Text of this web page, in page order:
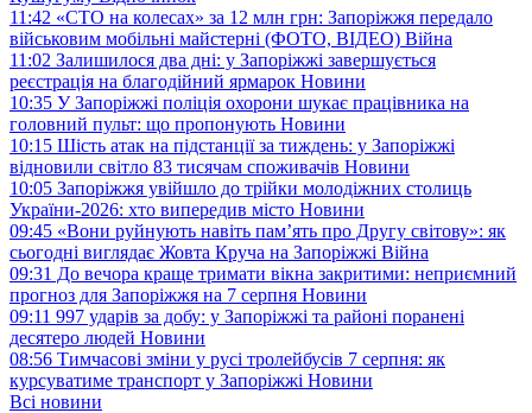
11:42 «СТО на колесах» за 12 млн грн: Запоріжжя передало
військовим мобільні майстерні (ФОТО, ВІДЕО) Війна
11:02 Залишилося два дні: у Запоріжжі завершується
реєстрація на благодійний ярмарок Новини
10:35 У Запоріжжі поліція охорони шукає працівника на
головний пульт: що пропонують Новини
10:15 Шість атак на підстанції за тиждень: у Запоріжжі
відновили світло 83 тисячам споживачів Новини
10:05 Запоріжжя увійшло до трійки молодіжних столиць
України-2026: хто випередив місто Новини
09:45 «Вони руйнують навіть пам’ять про Другу світову»: як
сьогодні виглядає Жовта Круча на Запоріжжі Війна
09:31 До вечора краще тримати вікна закритими: неприємний
прогноз для Запоріжжя на 7 серпня Новини
09:11 997 ударів за добу: у Запоріжжі та районі поранені
десятеро людей Новини
08:56 Тимчасові зміни у русі тролейбусів 7 серпня: як
курсуватиме транспорт у Запоріжжі Новини
Всі новини